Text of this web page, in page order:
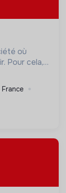
où
Pour cela,
France